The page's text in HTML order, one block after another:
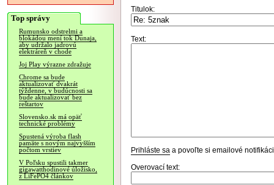
Top správy
Rumunsko odstrelmi a
blokádou mení tok Dunaja,
aby udržalo jadrovú
elektráreň v chode
Joj Play výrazne zdražuje
Chrome sa bude
aktualizovať dvakrát
týždenne, v budúcnosti sa
bude aktualizovať bez
reštartov
Slovensko.sk má opäť
technické problémy
Spustená výroba flash
pamäte s novým najvyšším
počtom vrstiev
V Poľsku spustili takmer
gigawatthodinové úložisko,
z LiFePO4 článkov
Titulok:
Text:
Prihláste sa a povoľte si emailové
Overovací text: